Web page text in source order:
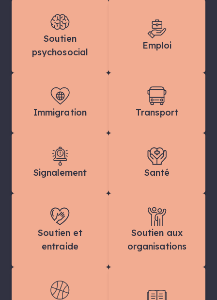
Soutien
psychosocial
Emploi
Immigration Transport
Signalement Santé
Soutien et
entraide
Soutien aux
organisations